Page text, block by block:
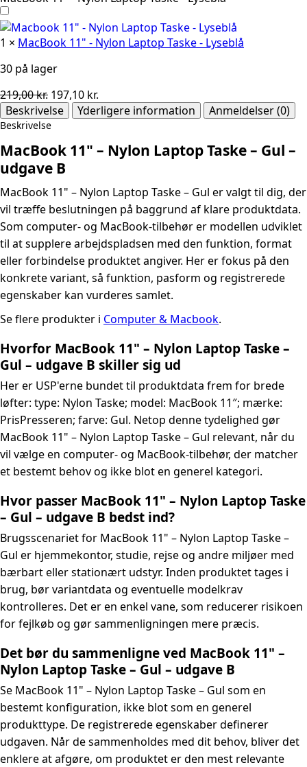
var:
219,00 kr..
er:
197,10 kr..
1 × MacBook 11" - Nylon Laptop Taske - Lyseblå
30 på lager
219,00kr. Den
oprindelige
pris
219,00 kr..
197,10 kr.
aktuelle
pris
197,10 kr..
Beskrivelse Yderligere information Anmeldelser (0)
Beskrivelse
MacBook 11" – Nylon Laptop Taske – Gul –
udgave B
MacBook 11" – Nylon Laptop Taske – Gul er valgt til dig, der
vil træffe beslutningen på baggrund af klare produktdata.
Som computer- og MacBook-tilbehør er modellen udviklet
til at supplere arbejdspladsen med den funktion, format
eller forbindelse produktet angiver. Her er fokus på den
konkrete variant, så funktion, pasform og registrerede
egenskaber kan vurderes samlet.
Se flere produkter i Computer & Macbook.
Hvorfor MacBook 11" – Nylon Laptop Taske –
Gul – udgave B skiller sig ud
Her er USP'erne bundet til produktdata frem for brede
løfter: type: Nylon Taske; model: MacBook 11″; mærke:
PrisPresseren; farve: Gul. Netop denne tydelighed gør
MacBook 11" – Nylon Laptop Taske – Gul relevant, når du
vil vælge en computer- og MacBook-tilbehør, der matcher
et bestemt behov og ikke blot en generel kategori.
Hvor passer MacBook 11" – Nylon Laptop Taske
– Gul – udgave B bedst ind?
Brugsscenariet for MacBook 11" – Nylon Laptop Taske –
Gul er hjemmekontor, studie, rejse og andre miljøer med
bærbart eller stationært udstyr. Inden produktet tages i
brug, bør variantdata og eventuelle modelkrav
kontrolleres. Det er en enkel vane, som reducerer risikoen
for fejlkøb og gør sammenligningen mere præcis.
Det bør du sammenligne ved MacBook 11" –
Nylon Laptop Taske – Gul – udgave B
Se MacBook 11" – Nylon Laptop Taske – Gul som en
bestemt konfiguration, ikke blot som en generel
produkttype. De registrerede egenskaber definerer
udgaven. Når de sammenholdes med dit behov, bliver det
enklere at afgøre, om produktet er den mest relevante